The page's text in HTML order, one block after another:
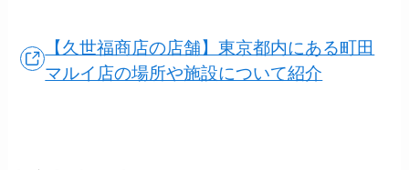
【久世福商店の店舗】東京都内にある町田
マルイ店の場所や施設について紹介